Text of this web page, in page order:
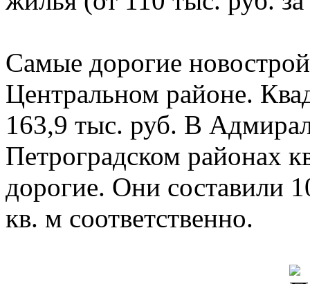
Самые дорогие
Центральном районе.
163,9 тыс. руб. В
Петроградском районах
дорогие. Они составили
кв. м соответственно.